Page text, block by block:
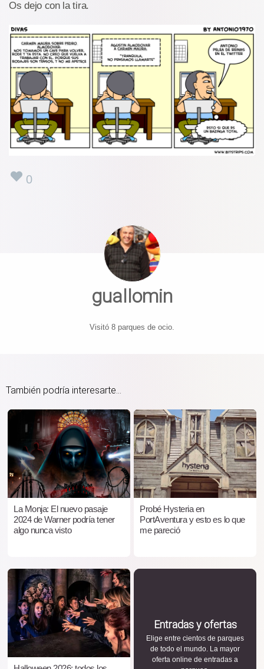
Os dejo con la tira.
0
guallomin
Visitó 8 parques de ocio.
También podría interesarte...
La Monja: El nuevo pasaje
2024 de Warner podría tener
algo nunca visto
Probé Hysteria en
PortAventura y esto es lo que
me pareció
Entradas y ofertas
Elige entre cientos de parques
de todo el mundo. La mayor
oferta online de entradas a